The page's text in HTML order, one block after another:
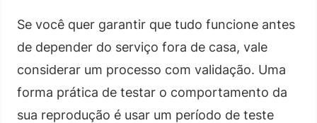
Se você quer garantir que tudo funcione antes
de depender do serviço fora de casa, vale
considerar um processo com validação. Uma
forma prática de testar o comportamento da
sua reprodução é usar um período de teste